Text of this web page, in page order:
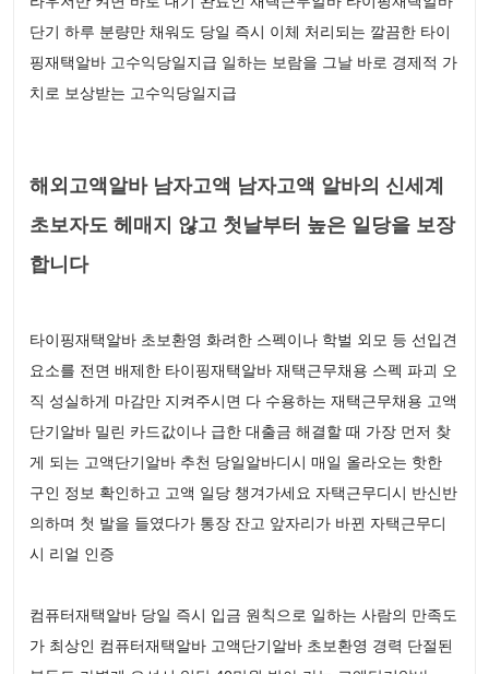
단기 하루 분량만 채워도 당일 즉시 이체 처리되는 깔끔한 타이
핑재택알바 고수익당일지급 일하는 보람을 그날 바로 경제적 가
치로 보상받는 고수익당일지급
해외고액알바 남자고액 남자고액 알바의 신세계
초보자도 헤매지 않고 첫날부터 높은 일당을 보장
합니다
타이핑재택알바 초보환영 화려한 스펙이나 학벌 외모 등 선입견
요소를 전면 배제한 타이핑재택알바 재택근무채용 스펙 파괴 오
직 성실하게 마감만 지켜주시면 다 수용하는 재택근무채용 고액
단기알바 밀린 카드값이나 급한 대출금 해결할 때 가장 먼저 찾
게 되는 고액단기알바 추천 당일알바디시 매일 올라오는 핫한
구인 정보 확인하고 고액 일당 챙겨가세요 자택근무디시 반신반
의하며 첫 발을 들였다가 통장 잔고 앞자리가 바뀐 자택근무디
시 리얼 인증
컴퓨터재택알바 당일 즉시 입금 원칙으로 일하는 사람의 만족도
가 최상인 컴퓨터재택알바 고액단기알바 초보환영 경력 단절된